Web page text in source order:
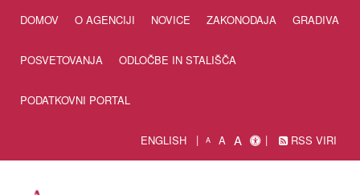
DOMOV O AGENCIJI NOVICE ZAKONODAJA GRADIVA
POSVETOVANJA ODLOČBE IN STALIŠČA
PODATKOVNI PORTAL
ENGLISH A A A RSS VIRI